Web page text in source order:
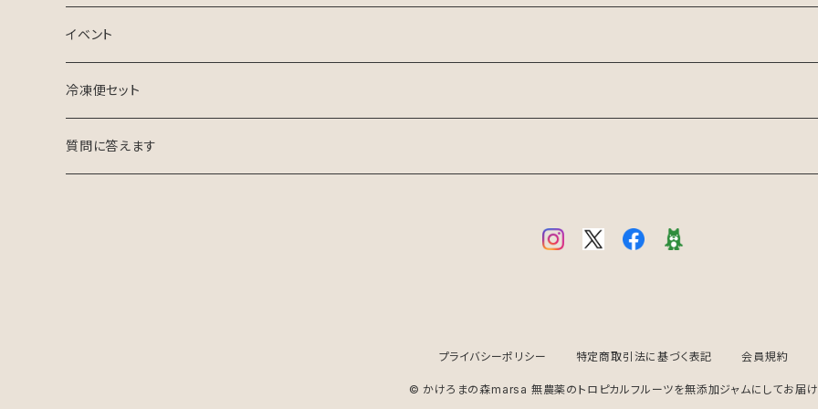
イベント
冷凍便セット
質問に答えます
プライバシーポリシー 特定商取引法に基づく表記 会員規約
© かけろまの森marsa 無農薬のトロピカルフルーツを無添加ジャムにしてお届け